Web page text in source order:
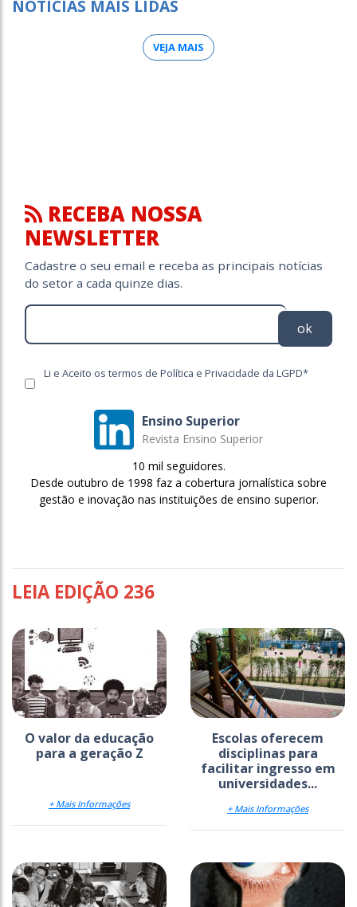
NOTÍCIAS MAIS LIDAS
VEJA MAIS
RECEBA NOSSA
NEWSLETTER
Cadastre o seu email e receba as principais notícias
do setor a cada quinze dias.
ok
Li e Aceito os termos de Política e Privacidade da LGPD*
Ensino Superior
Revista Ensino Superior
10 mil seguidores.
Desde outubro de 1998 faz a cobertura jornalística sobre
gestão e inovação nas instituições de ensino superior.
LEIA EDIÇÃO 236
O valor da educação
para a geração Z
+ Mais Informações
Escolas oferecem
disciplinas para
facilitar ingresso em
universidades...
+ Mais Informações